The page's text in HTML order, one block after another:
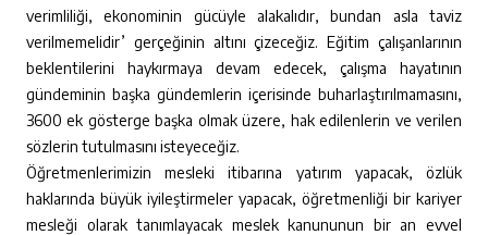
verimliliği, ekonominin gücüyle alakalıdır, bundan asla taviz
verilmemelidir’ gerçeğinin altını çizeceğiz. Eğitim çalışanlarının
beklentilerini haykırmaya devam edecek, çalışma hayatının
gündeminin başka gündemlerin içerisinde buharlaştırılmamasını,
3600 ek gösterge başka olmak üzere, hak edilenlerin ve verilen
sözlerin tutulmasını isteyeceğiz.
Öğretmenlerimizin mesleki itibarına yatırım yapacak, özlük
haklarında büyük iyileştirmeler yapacak, öğretmenliği bir kariyer
mesleği olarak tanımlayacak meslek kanununun bir an evvel